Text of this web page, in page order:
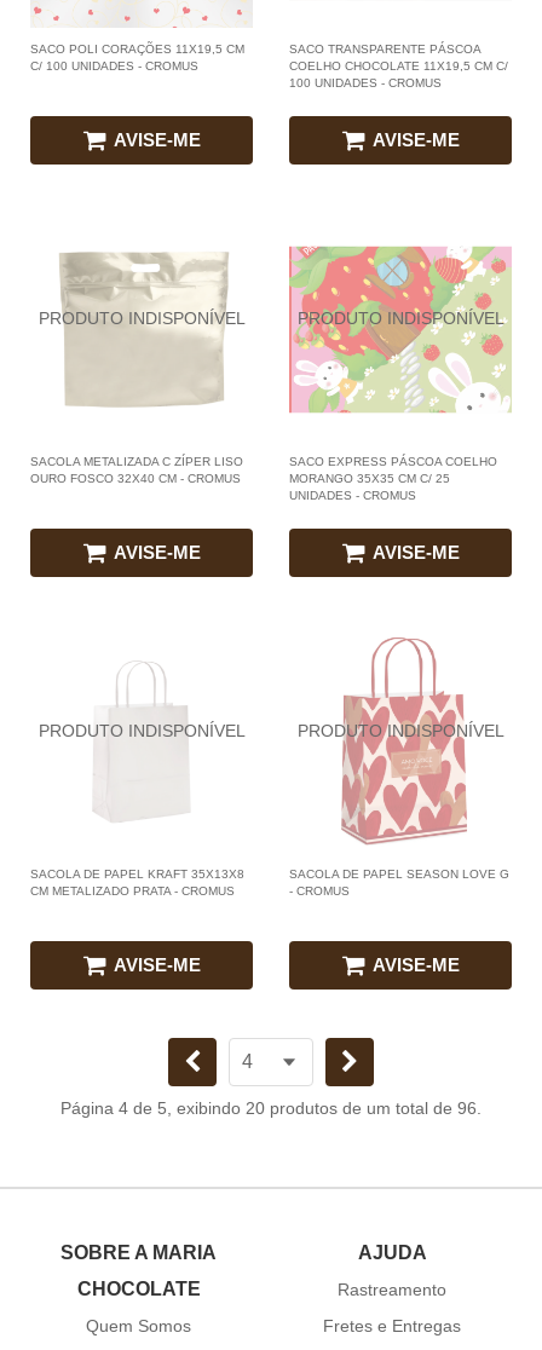
SACO POLI CORAÇÕES 11X19,5 CM
C/ 100 UNIDADES - CROMUS
AVISE-ME
SACO TRANSPARENTE PÁSCOA
COELHO CHOCOLATE 11X19,5 CM C/
100 UNIDADES - CROMUS
AVISE-ME
SACOLA METALIZADA C ZÍPER LISO
OURO FOSCO 32X40 CM - CROMUS
AVISE-ME
SACO EXPRESS PÁSCOA COELHO
MORANGO 35X35 CM C/ 25
UNIDADES - CROMUS
AVISE-ME
SACOLA DE PAPEL KRAFT 35X13X8
CM METALIZADO PRATA - CROMUS
AVISE-ME
SACOLA DE PAPEL SEASON LOVE G
- CROMUS
AVISE-ME
Página 4 de 5, exibindo 20 produtos de um total de 96.
SOBRE A MARIA
CHOCOLATE
Quem Somos
AJUDA
Rastreamento
Fretes e Entregas